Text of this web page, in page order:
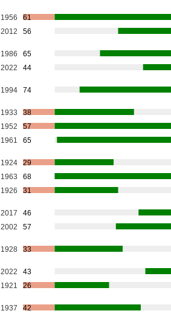
1956
61
2012 56
1986
65
2022 44
1994 74
1933
38
1952
57
1961 65
1924
29
1963
68
1926 31
2017
46
2002 57
1928 33
2022
43
1921 26
1937 42